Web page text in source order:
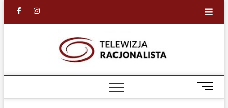
facebook
in
M
e